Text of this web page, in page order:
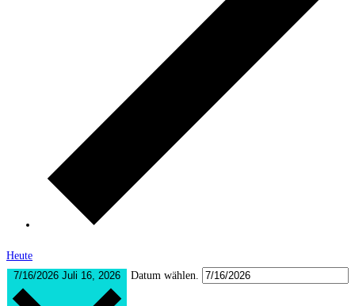
Heute
7/16/2026 Juli 16, 2026 Datum wählen.